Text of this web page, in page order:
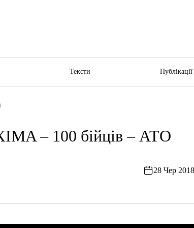
Тексти Публікації
– 100 бійців – АТО
28 Чер